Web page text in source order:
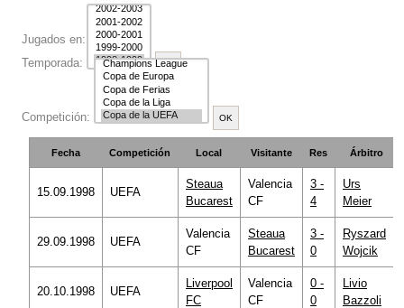
Temporada:
Jugados en:
Competición:
Fecha Competición Local Visitante Res Árbitro
15.09.1998 UEFA
Steaua
Bucarest
Valencia
CF
3 -
4
Urs
Meier
29.09.1998 UEFA
Valencia
CF
Steaua
Bucarest
3 -
0
Ryszard
Wojcik
20.10.1998 UEFA
Liverpool
FC
Valencia
CF
0 -
0
Livio
Bazzoli